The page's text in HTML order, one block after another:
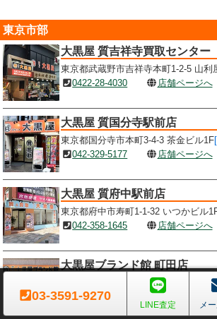
東京市部
大黒屋 質吉祥寺買取センター
東京都武蔵野市吉祥寺本町1-2-5 山利
0422-28-4030
店舗ページへ
大黒屋 質国分寺駅前店
東京都国分寺市本町3-4-3 茶金ビル1F
042-329-5177
店舗ページへ
大黒屋 質府中駅前店
東京都府中市寿町1-1-32 いつかビル
042-358-1645
店舗ページへ
大黒屋ブランド館 町田店
東京都町田市原町田6-8-1 町田センタ
地図を見る]
店舗ページへ
03-3591-9270
LINE査定 メ